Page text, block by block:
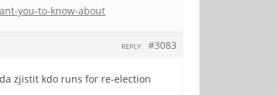
you-to-know-about
#3083
REPLY
zjistit kdo runs for re-election